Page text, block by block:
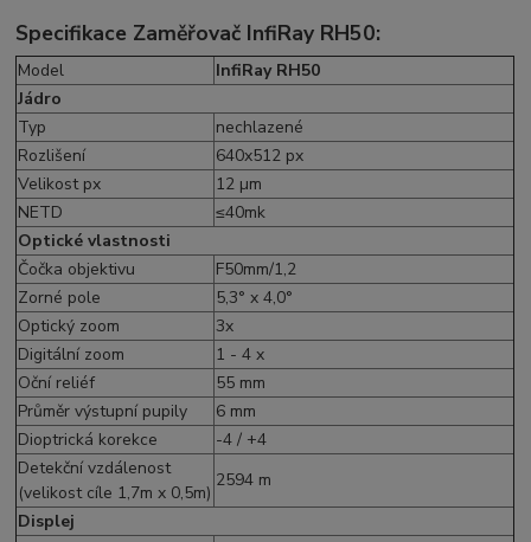
Specifikace Zaměřovač InfiRay RH50:
Model
InfiRay RH50
Jádro
Typ
nechlazené
Rozlišení
640x512 px
Velikost px
12 µm
NETD
≤40mk
Optické vlastnosti
Čočka objektivu
F50mm/1,2
Zorné pole
5,3° x 4,0°
Optický zoom
3x
Digitální zoom
1 - 4 x
Oční reliéf
55 mm
Průměr výstupní pupily
6 mm
Dioptrická korekce
-4 / +4
Detekční vzdálenost
(velikost cíle 1,7m x 0,5m)
2594 m
Displej